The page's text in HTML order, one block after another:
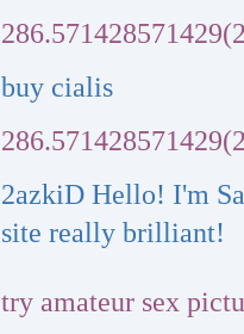
buy cialis
2azkiD Hello! I'm
site really brilliant!
try amateur sex